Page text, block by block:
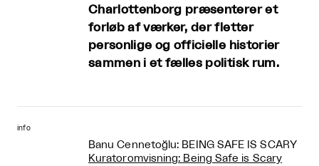
Charlottenborg præsenterer et
forløb af værker, der fletter
personlige og officielle historier
sammen i et fælles politisk rum.
info
Banu Cennetoğlu: BEING SAFE IS SCARY
Kuratoromvisning: Being Safe is Scary